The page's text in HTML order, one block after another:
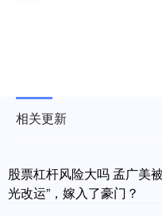
相关更新
股票杠杆风险大吗 孟广美
光改运”，嫁入了豪门？